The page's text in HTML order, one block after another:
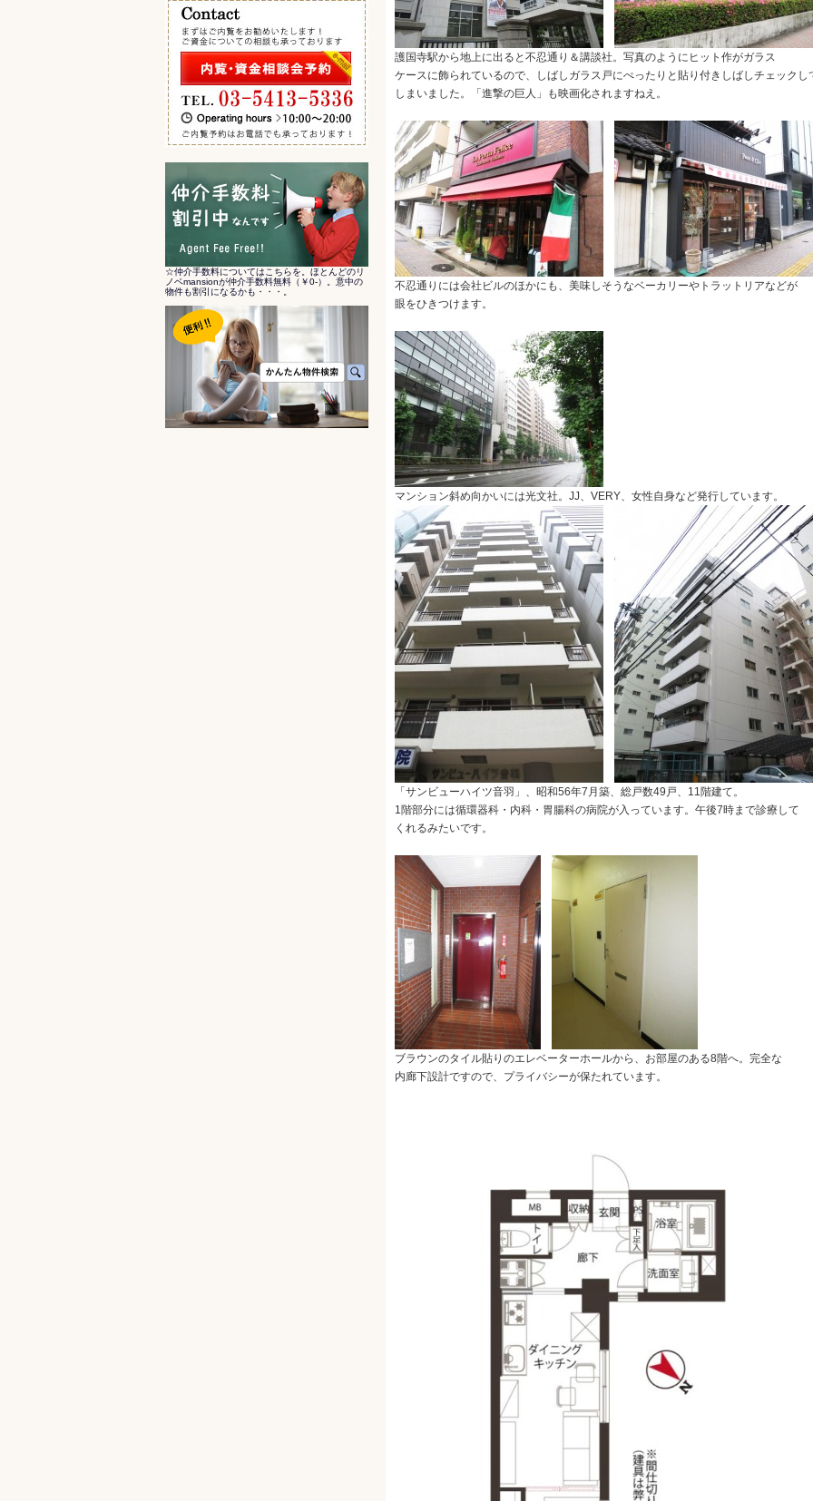
護国寺駅から地上に出ると不忍通り＆講談社。写真のようにヒット作がガラス
ケースに飾られているので、しばしガラス戸にぺったりと貼り付きしばしチェックし
しまいました。「進撃の巨人」も映画化されますねえ。
不忍通りには会社ビルのほかにも、美味しそうなベーカリーやトラットリアなどが
眼をひきつけます。
マンション斜め向かいには光文社。JJ、VERY、女性自身など発行しています。
「サンビューハイツ音羽」、昭和56年7月築、総戸数49戸、11階建て。
1階部分には循環器科・内科・胃腸科の病院が入っています。午後7時まで診療して
くれるみたいです。
ブラウンのタイル貼りのエレベーターホールから、お部屋のある8階へ。完全な
内廊下設計ですので、プライバシーが保たれています。
☆仲介手数料についてはこちらを。ほとんどのリ
ノベmansionが仲介手数料無料（￥0-）。意中の
物件も割引になるかも・・・。